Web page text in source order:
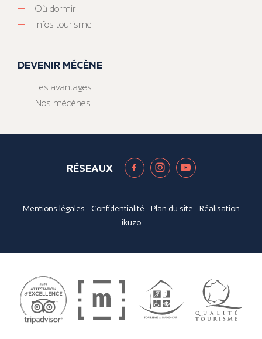
Où dormir
Infos tourisme
DEVENIR MÉCÈNE
Les avantages
Nos mécènes
RÉSEAUX
Mentions légales - Confidentialité -Plan du site - Réalisation
ikuzo